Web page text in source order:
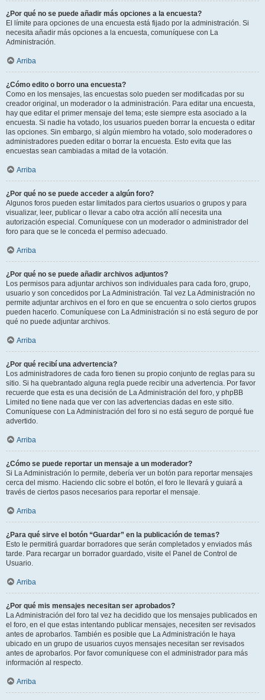
¿Por qué no se puede añadir más opciones a la encuesta?
El límite para opciones de una encuesta está fijado por la administración. Si
necesita añadir más opciones a la encuesta, comuníquese con La
Administración.
Arriba
¿Cómo edito o borro una encuesta?
Como en los mensajes, las encuestas solo pueden ser modificadas por su
creador original, un moderador o la administración. Para editar una encuesta,
hay que editar el primer mensaje del tema; este siempre esta asociado a la
encuesta. Si nadie ha votado, los usuarios pueden borrar la encuesta o editar
las opciones. Sin embargo, si algún miembro ha votado, solo moderadores o
administradores pueden editar o borrar la encuesta. Esto evita que las
encuestas sean cambiadas a mitad de la votación.
Arriba
¿Por qué no se puede acceder a algún foro?
Algunos foros pueden estar limitados para ciertos usuarios o grupos y para
visualizar, leer, publicar o llevar a cabo otra acción allí necesita una
autorización especial. Comuníquese con un moderador o administrador del
foro para que se le conceda el permiso adecuado.
Arriba
¿Por qué no se puede añadir archivos adjuntos?
Los permisos para adjuntar archivos son individuales para cada foro, grupo,
usuario y son concedidos por La Administración. Tal vez La Administración no
permite adjuntar archivos en el foro en que se encuentra o solo ciertos grupos
pueden hacerlo. Comuníquese con La Administración si no está seguro de por
qué no puede adjuntar archivos.
Arriba
¿Por qué recibí una advertencia?
Los administradores de cada foro tienen su propio conjunto de reglas para su
sitio. Si ha quebrantado alguna regla puede recibir una advertencia. Por favor
recuerde que esta es una decisión de La Administración del foro, y phpBB
Limited no tiene nada que ver con las advertencias dadas en este sitio.
Comuníquese con La Administración del foro si no está seguro de porqué fue
advertido.
Arriba
¿Cómo se puede reportar un mensaje a un moderador?
Si La Administración lo permite, debería ver un botón para reportar mensajes
cerca del mismo. Haciendo clic sobre el botón, el foro le llevará y guiará a
través de ciertos pasos necesarios para reportar el mensaje.
Arriba
¿Para qué sirve el botón “Guardar” en la publicación de temas?
Esto le permitirá guardar borradores que serán completados y enviados más
tarde. Para recargar un borrador guardado, visite el Panel de Control de
Usuario.
Arriba
¿Por qué mis mensajes necesitan ser aprobados?
La Administración del foro tal vez ha decidido que los mensajes publicados en
el foro, en el que estas intentando publicar mensajes, necesiten ser revisados
antes de aprobarlos. También es posible que La Administración le haya
ubicado en un grupo de usuarios cuyos mensajes necesitan ser revisados
antes de aprobarlos. Por favor comuníquese con el administrador para más
información al respecto.
Arriba